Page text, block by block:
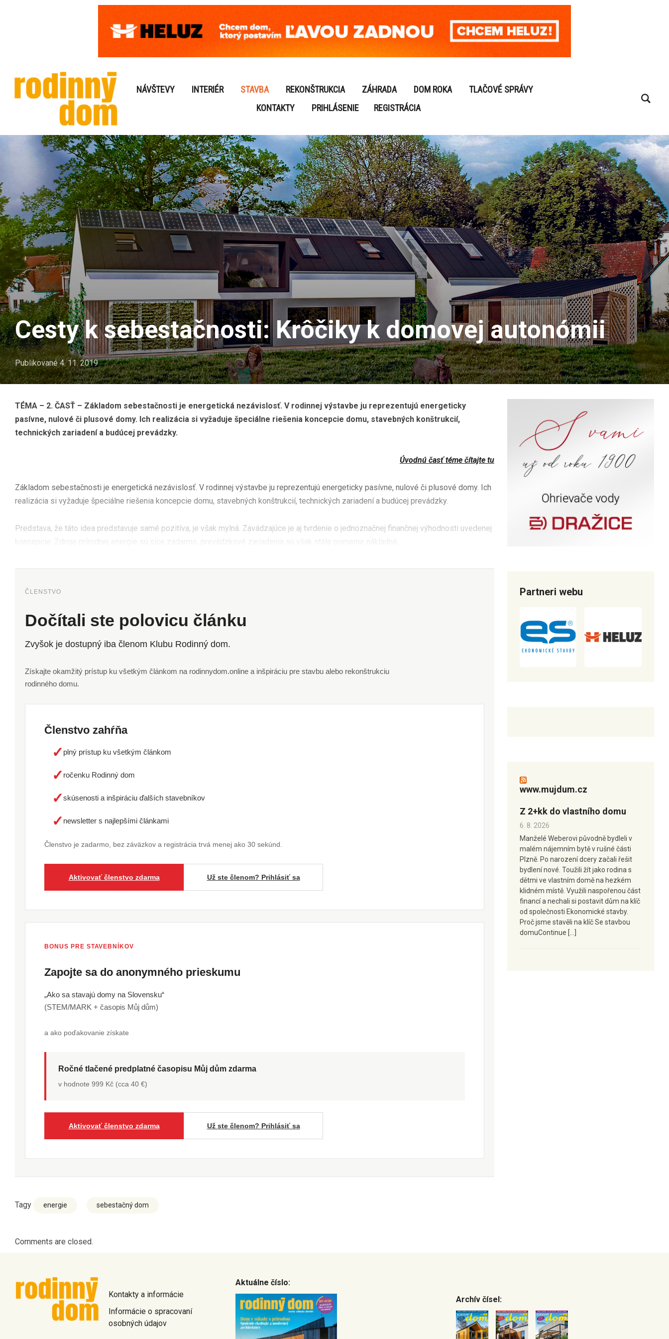
NÁVŠTEVY INTERIÉR STAVBA REKONŠTRUKCIA ZÁHRADA DOM ROKA
TLAČOVÉ SPRÁVY
KONTAKTY
PRIHLÁSENIE REGISTRÁCIA
Cesty k sebestačnosti: Krôčiky k domovej autonómii
Publikované4. 11. 2019
TÉMA – 2. ČASŤ – Základom sebestačnosti je energetická nezávislosť. V rodinnej výstavbe ju reprezentujú energeticky
pasívne, nulové či plusové domy. Ich realizácia si vyžaduje špeciálne riešenia koncepcie domu, stavebných konštrukcií,
technických zariadení a budúcej prevádzky.
Úvodnú časť téme čítajte tu
Základom sebestačnosti je energetická nezávislosť. V rodinnej výstavbe ju reprezentujú energeticky pasívne, nulové či plusové domy. Ich
realizácia si vyžaduje špeciálne riešenia koncepcie domu, stavebných konštrukcií, technických zariadení a budúcej prevádzky.
Predstava, že táto idea predstavuje samé pozitíva, je však mylná. Zavádzajúce je aj tvrdenie o jednoznačnej finančnej výhodnosti uvedenej
koncepcie. Zdroje prírodnej energie sú síce zadarmo, prevádzkové zariadenia sú však stále pomerne nákladné.
ČLENSTVO
Dočítali ste polovicu článku
Zvyšok je dostupný iba členom Klubu Rodinný dom.
Získajte okamžitý prístup ku všetkým článkom na rodinnydom.online a inšpiráciu pre stavbu alebo rekonštrukciu
rodinného domu.
Členstvo zahŕňa
✓ plný prístup ku všetkým článkom
✓ ročenku Rodinný dom
✓skúsenosti a inšpiráciu ďalších stavebníkov
✓ newsletter s najlepšími článkami
Členstvo je zadarmo, bez záväzkov a registrácia trvá menej ako 30 sekúnd.
Aktivovať členstvo zdarma Už ste členom? Prihlásiť sa
BONUS PRE STAVEBNÍKOV
Zapojte sa do anonymného prieskumu
„Ako sa stavajú domy na Slovensku“
(STEM/MARK + časopis Můj dům)
a ako poďakovanie získate
Ročné tlačené predplatné časopisu Můj dům zdarma
v hodnote 999 Kč (cca 40 €)
Aktivovať členstvo zdarma Už ste členom? Prihlásiť sa
Tagy energie sebestačný dom
Comments are closed.
Partneri webu
www.mujdum.cz
Z 2+kk do vlastního domu
6. 8. 2026
Manželé Weberovi původně bydleli v
malém nájemním bytě v rušné části
Plzně. Po narození dcery začali řešit
bydlení nové. Toužili žít jako rodina s
dětmi ve vlastním domě na hezkém
klidném místě. Využili naspořenou část
financí a nechali si postavit dům na klíč
od společnosti Ekonomické stavby.
Proč jsme stavěli na klíč Se stavbou
domuContinue […]
Kontakty a informácie
Informácie o spracovaní
osobných údajov
Aktuálne číslo:
Archív čísel: